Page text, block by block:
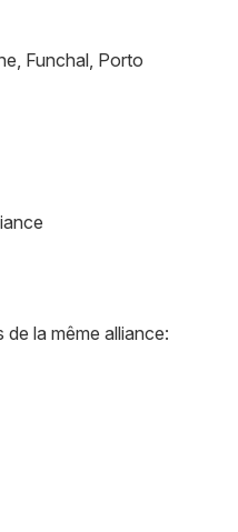
Funchal, Porto
la même alliance: